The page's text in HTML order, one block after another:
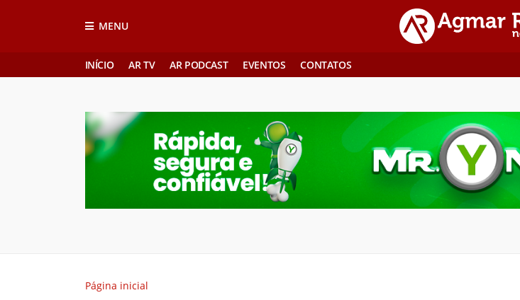
MENU
INÍCIO AR TV AR PODCAST EVENTOS CONTATOS
Página inicial